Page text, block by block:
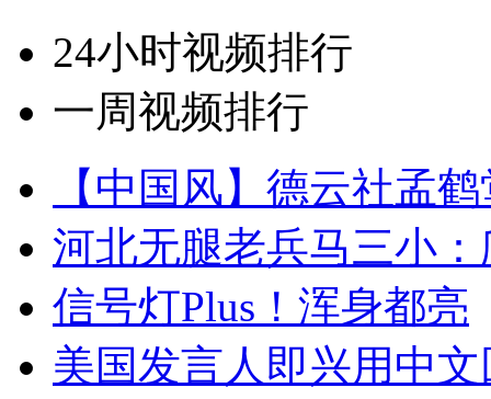
24小时视频排行
一周视频排行
【中国风】德云社孟
河北无腿老兵马三小
信号灯Plus！浑身都亮
美国发言人即兴用中